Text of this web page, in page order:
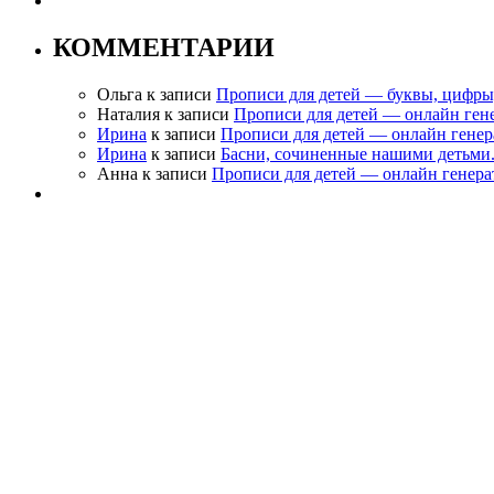
КОММЕНТАРИИ
Ольга к записи Прописи для детей — буквы,
Наталия к записи Прописи для детей — онлайн
Ирина к записи Прописи для детей — онлайн
Ирина к записи Басни, сочиненные нашими детьми.
Анна к записи Прописи для детей — онлайн